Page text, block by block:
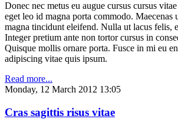
Donec nec metus eu augue cursus cursus
eget leo id magna porta commodo. Maecenas
magna tincidunt eleifend. Nulla ut lacus felis,
Integer pretium ante non tortor cursus in
Quisque mollis ornare porta. Fusce in mi eu
adipiscing vitae quis ipsum.
Read more...
Monday, 12 March 2012 13:05
Cras sagittis risus vitae